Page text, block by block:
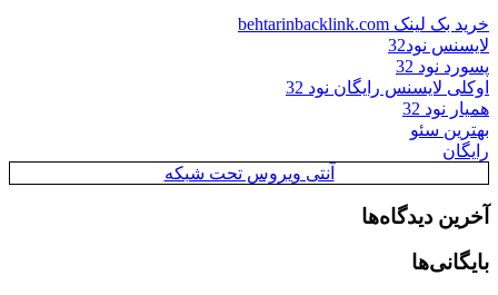
خرید بک لینک behtarinbacklink.com
لایسنس نود32
پسورد نود 32
اوکلی لایسنس رایگان نود 32
همیار نود 32
بهترین سئو
رایگان
آنتی ویروس تحت شبکه
آخرین دیدگاه‌ها
بایگانی‌ها